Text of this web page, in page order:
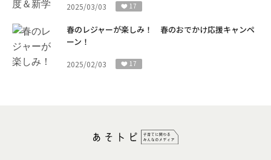
2025/03/03 17
春のレジャーが楽しみ！ 春のおでかけ応援キャンペ
ーン！
2025/02/03 17